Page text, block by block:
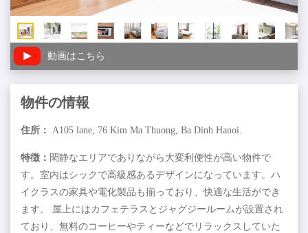
動画はこちら
物件の情報
住所： A105 lane, 76 Kim Ma Thuong, Ba Dinh Hanoi.
特徴： 閑静なエリアでありながら大変利便性が高い物件で
す。室内はシックで高級感あるデザインになっています。ハ
イクラスの家具や電化製品も揃っており、快適な生活ができ
ます。 屋上にはカフェテラスとジャグジールームが設置され
ており、無料のコーヒーやティーなどでリラックスしていた